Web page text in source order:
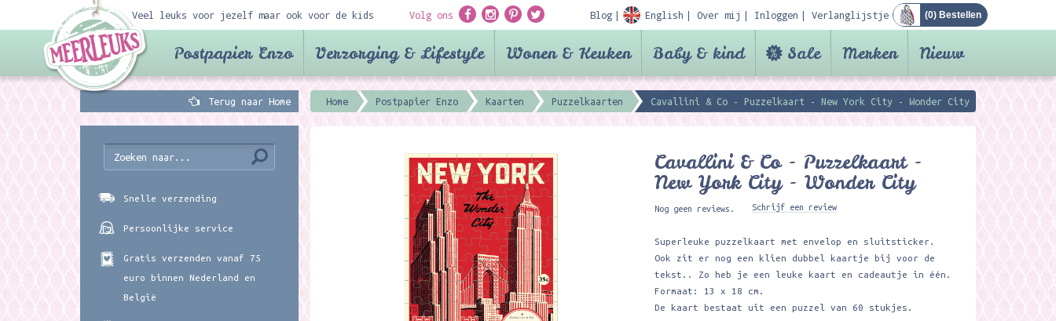
Veel leuks voor jezelf maar ook voor de kids Volg ons Blog English Over mij Inloggen Verlanglijstje (0) Bestellen
Postpapier Enzo Verzorging & Lifestyle Wonen & Keuken Baby & kind Sale Merken Nieuw
Terug naar Home Home Postpapier Enzo Kaarten Puzzelkaarten Cavallini & Co - Puzzelkaart - New York City - Wonder City
Cavallini & Co - Puzzelkaart -
New York City - Wonder City
Nog geen reviews. Schrijf een review
Superleuke puzzelkaart met envelop en sluitsticker.
Ook zit er nog een klien dubbel kaartje bij voor de
tekst.. Zo heb je een leuke kaart en cadeautje in één.
Formaat: 13 x 18 cm.
De kaart bestaat uit een puzzel van 60 stukjes.
Snelle verzending
Persoonlijke service
Gratis verzenden vanaf 75
euro binnen Nederland en
België